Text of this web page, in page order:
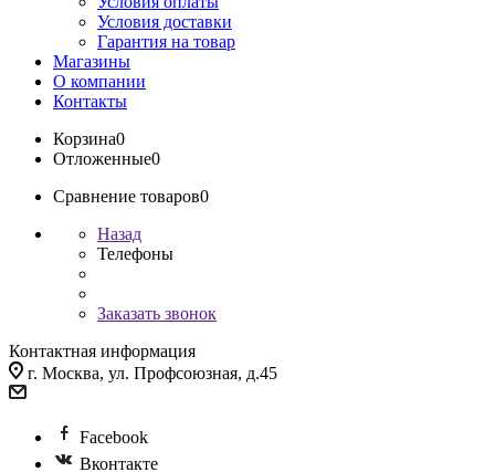
Условия доставки
Гарантия на товар
Магазины
О компании
Контакты
Корзина0
Отложенные0
Сравнение товаров0
Назад
Телефоны
Заказать звонок
Контактная информация
г. Москва, ул. Профсоюзная, д.45
Facebook
Вконтакте